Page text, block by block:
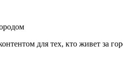
для тех, кто живет за